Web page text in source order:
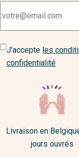
J'accepte les
confidentialité
Livraison en
jours ouvrés